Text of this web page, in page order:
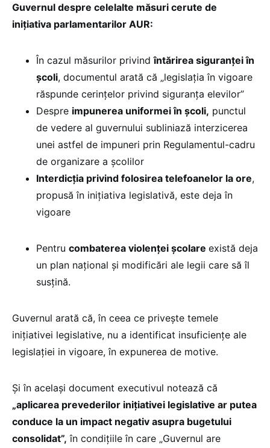
Guvernul despre celelalte măsuri cerute de
inițiativa parlamentarilor AUR:
În cazul măsurilor privindîntărirea siguranței în
școli, documentul arată că „legislația în vigoare
răspunde cerințelor privind siguranța elevilor”
Despre impunerea uniformei în școli, punctul
de vedere al guvernului subliniază interzicerea
unei astfel de impuneri prin Regulamentul-cadru
de organizare a școlilor
Interdicția privind folosirea telefoanelor la ore,
propusă în inițiativa legislativă, este deja în
vigoare
Pentru combaterea violenței școlare există deja
un plan național și modificări ale legii care să îl
susțină.
Guvernul arată că, în ceea ce privește temele
inițiativei legislative, nu a identificat insuficiențe ale
legislației in vigoare, în expunerea de motive.
Și în același document executivul notează că
„aplicarea prevederilor inițiativei legislative ar putea
conduce la un impact negativ asupra bugetului
consolidat”, în condițiile în care „Guvernul are